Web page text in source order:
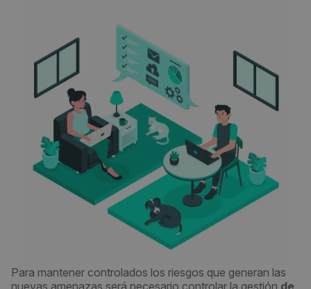
Para mantener controlados los riesgos que generan las
nuevas amenazas será necesario controlar la gestión de